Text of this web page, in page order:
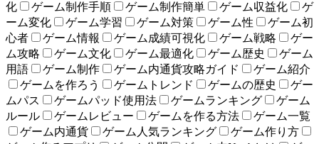
化
ゲーム制作手順 ゲーム制作簡単 ゲーム収益化
ゲ
ーム変化
ゲーム学習 ゲーム対策 ゲーム性
ゲーム初
心者
ゲーム情報 ゲーム成績可視化 ゲーム戦略
ゲー
ム攻略
ゲーム文化 ゲーム最適化 ゲーム歴史
ゲーム
用語
ゲーム制作 ゲーム内通貨攻略ガイド
ゲーム紹介
ゲームを作ろう
ゲームトレンド ゲームの歴史
ゲー
ムパス
ゲームパッド使用法 ゲームランキング
ゲーム
ルール
ゲームレビュー ゲームを作る方法
ゲーム一覧
ゲーム内通貨
ゲーム人気ランキング
ゲーム作り方